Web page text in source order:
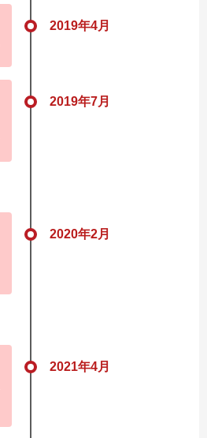
2019年4月
2019年7月
2020年2月
2021年4月